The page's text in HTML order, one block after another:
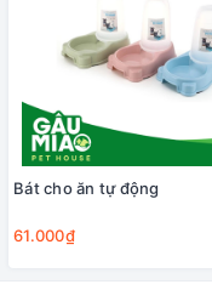
Bát cho ăn tự động
61.000₫